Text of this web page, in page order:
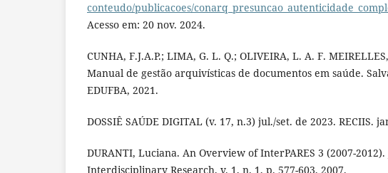
conteudo/publicacoes/
Acesso em: 20 nov. 2024.
CUNHA, F.J.A.P.; LIMA, G. L. Q.; OLIVEIRA, L. A. F.
Manual de gestão arquivísticas de documentos em saúde.
EDUFBA, 2021.
DOSSIÊ SAÚDE DIGITAL (v. 17, n.3) jul./set. de 2023. RECIIS.
DURANTI, Luciana. An Overview of InterPARES 3 (2007-
Interdisciplinary Research, v. 1, n. 1, p. 577-603, 2007.